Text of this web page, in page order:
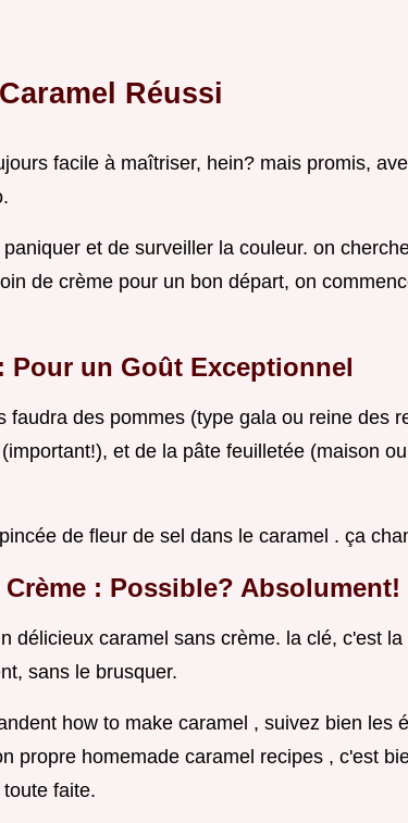
Réussi
facile à maîtriser, hein? mais promis,
et de surveiller la couleur. on
de crème pour un bon départ, on
Pour un Goût Exceptionnel
faudra des pommes (type gala ou reine des
et de la pâte feuilletée (maison
de fleur de sel dans le caramel . ça
: Possible? Absolument!
délicieux caramel sans crème. la clé, c'est
sans le brusquer.
how to make caramel , suivez bien les
propre homemade caramel recipes , c'est
faite.